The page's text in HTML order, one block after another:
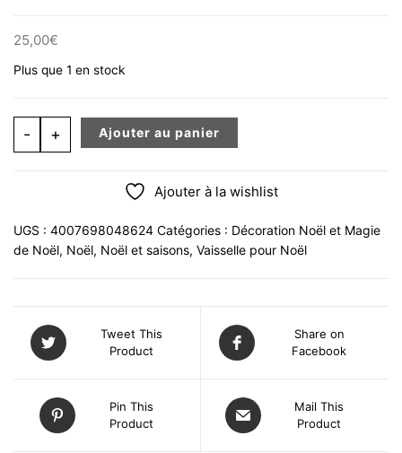
25,00€
Plus que 1 en stock
- quantité de BONBONNIERE JAR DE NOEL DESIGN
+ Ajouter au panier
Ajouter à la wishlist
UGS : 4007698048624 Catégories : Décoration Noël et Magie
de Noël, Noël, Noël et saisons, Vaisselle pour Noël
Tweet This
Product
Share on
Facebook
Pin This
Product
Mail This
Product